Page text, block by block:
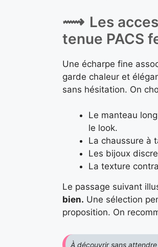
Les
tenue PACS
Une écharpe fine
garde chaleur et
sans hésitation. On
Le manteau
le look.
La chaussure à
Les bijoux
La texture
Le passage suivant
bien. Une sélection
proposition. On
À découvrir sans